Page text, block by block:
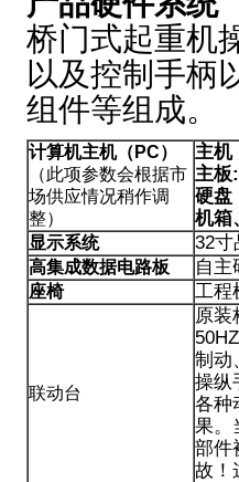
桥门式起重机
以及控制手柄
组件等组成。
计算机主机（PC）
（此项参数会根据市
场供应情况稍作调
整）
主机
主
硬盘
机箱
显示系统 32寸
高集成数据电路板 自主
座椅 工程
联动台
原装
制动
操纵
各种
果。
部件
故！